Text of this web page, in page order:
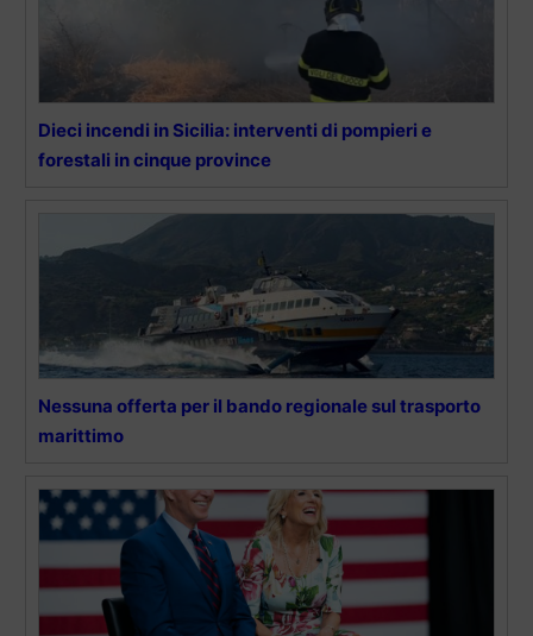
Dieci incendi in Sicilia: interventi di pompieri e
forestali in cinque province
Nessuna offerta per il bando regionale sul trasporto
marittimo